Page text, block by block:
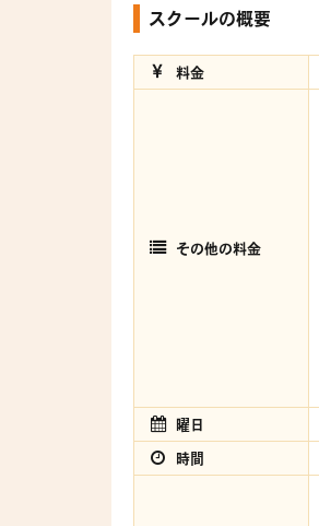
スクールの概要
料金
その他の料金
曜日
時間